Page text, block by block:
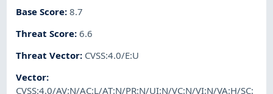
Base Score:8.7
Threat Score:6.6
Threat Vector: CVSS:4.0/E:U
Vector:
CVSS:4.0/AV:N/AC:L/AT:N/PR:N/UI:N/VC:N/VI:N/VA:H/SC: